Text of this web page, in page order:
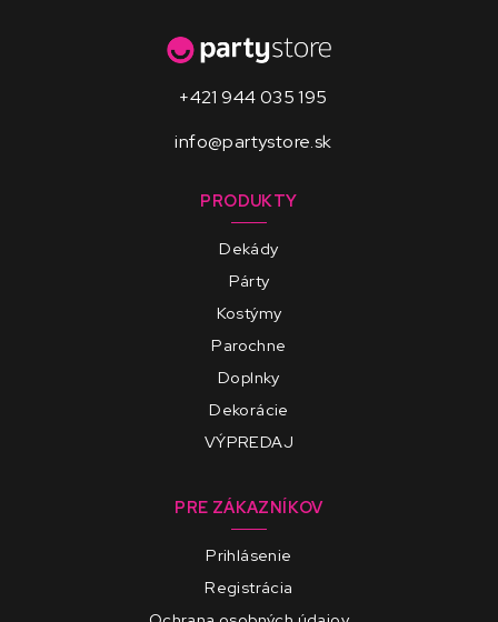
+421 944 035 195
info@partystore.sk
PRODUKTY
Dekády
Párty
Kostýmy
Parochne
Doplnky
Dekorácie
VÝPREDAJ
PRE ZÁKAZNÍKOV
Prihlásenie
Registrácia